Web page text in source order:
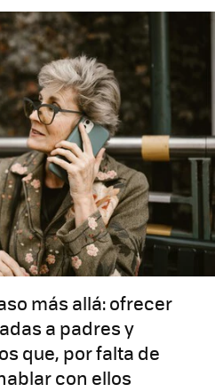
más allá: ofrecer
a padres y
que, por falta de
con ellos